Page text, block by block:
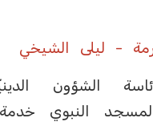
- ليلى الشيخي
الشؤون
النبوي